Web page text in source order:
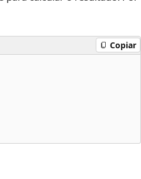
Copiar